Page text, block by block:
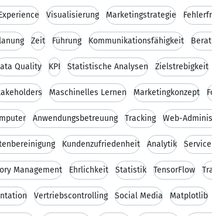
Visualisierung Marketingstrategie
Zeit Führung Kommunikationsfähigkeit
Quality KPI Statistische Analysen Zielstrebigkeit
Maschinelles Lernen Marketingkonzept
Anwendungsbetreuung Tracking Web-
Kundenzufriedenheit Analytik
Management Ehrlichkeit Statistik TensorFlow
Vertriebscontrolling Social Media Matplotlib